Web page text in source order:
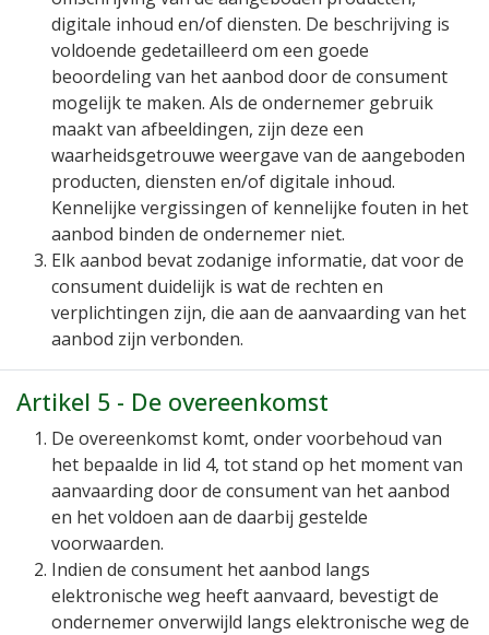
digitale inhoud en/of diensten. De beschrijving is
voldoende gedetailleerd om een goede
beoordeling van het aanbod door de consument
mogelijk te maken. Als de ondernemer gebruik
maakt van afbeeldingen, zijn deze een
waarheidsgetrouwe weergave van de aangeboden
producten, diensten en/of digitale inhoud.
Kennelijke vergissingen of kennelijke fouten in het
aanbod binden de ondernemer niet.
Elk aanbod bevat zodanige informatie, dat voor de
consument duidelijk is wat de rechten en
verplichtingen zijn, die aan de aanvaarding van het
aanbod zijn verbonden.
Artikel 5 - De overeenkomst
De overeenkomst komt, onder voorbehoud van
het bepaalde in lid 4, tot stand op het moment van
aanvaarding door de consument van het aanbod
en het voldoen aan de daarbij gestelde
voorwaarden.
Indien de consument het aanbod langs
elektronische weg heeft aanvaard, bevestigt de
ondernemer onverwijld langs elektronische weg de